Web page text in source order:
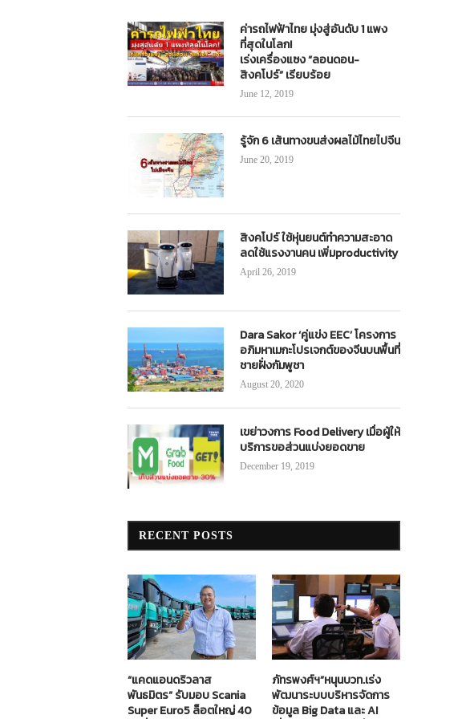
ค่ารถไฟฟ้าไทย มุ่งสู่อันดับ 1 แพง
ที่สุดในโลก!
เร่งเครื่องแซง “ลอนดอน-
สิงคโปร์” เรียบร้อย
June 12, 2019
รู้จัก 6 เส้นทางขนส่งผลไม้ไทยไปจีน
June 20, 2019
สิงคโปร์ ใช้หุ่นยนต์ทำความสะอาด
ลดใช้แรงงานคน เพิ่มproductivity
April 26, 2019
Dara Sakor ‘คู่แข่ง EEC’ โครงการ
อภิมหาเมกะโปรเจกต์ของจีนบนพื้นที่
ชายฝั่งกัมพูชา
August 20, 2020
เขย่าวงการ Food Delivery เมื่อผู้ให้
บริการขอส่วนแบ่งยอดขาย
December 19, 2019
RECENT POSTS
“แคดแอนดริวลาส
พันธมิตร” รับมอบ Scania
Super Euro5 ล็อตใหญ่ 40
ภัทรพงศ์ฯ”หนุนบวท.เร่ง
พัฒนาระบบบริหารจัดการ
ข้อมูล Big Data และ AI